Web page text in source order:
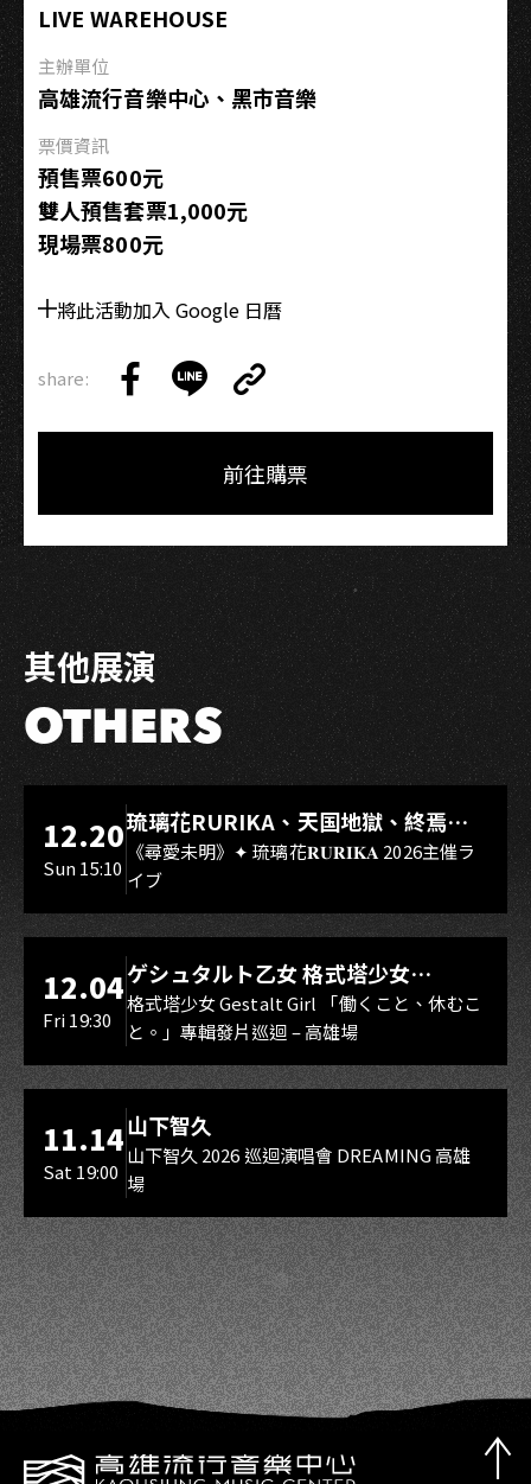
LIVE WAREHOUSE
主辦單位
高雄流行音樂中心、黑市音樂
票價資訊
預售票600元
雙人預售套票1,000元
現場票800元
將此活動加入 Google 日曆
share:
on
on
Link
Copy
前往購票
其他展演
OTHERS
LIVE WAREHOUSE 小庫
12.20
Sun 15:10
琉璃花RURIKA、天国地獄、終焉
Rebirth、DUALIA、無我夢中、花奏
スマイル（O.A.）
《尋愛未明》✦ 琉璃花𝐑𝐔𝐑𝐈𝐊𝐀 2026主催ラ
イブ
LIVE WAREHOUSE 小庫
12.04
Fri 19:30
ゲシュタルト乙女 格式塔少女
Gestalt Girl
格式塔少女 Gestalt Girl 「働くこと、休むこ
と。」專輯發片巡迴 – 高雄場
11.14
Sat 19:00
山下智久
山下智久 2026 巡迴演唱會 DREAMING 高雄
場